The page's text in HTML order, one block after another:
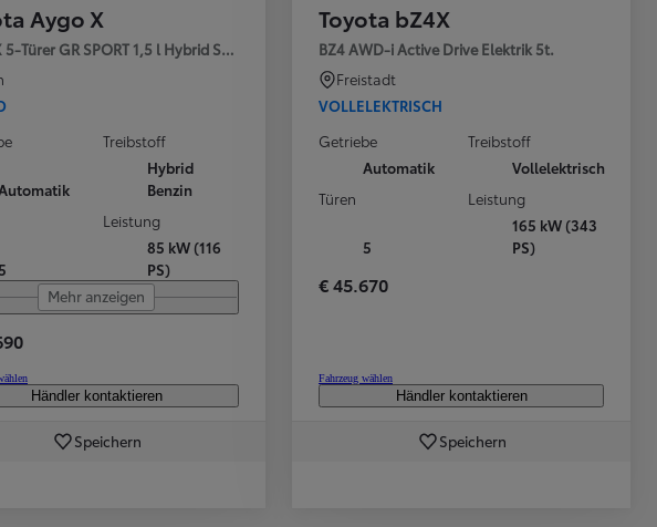
Aktuelle Angebote Toyota bZ4X
Aygo X
Türer GR SPORT 1,5 l Hybrid Stufenlose Au
Treibstoff
Hybrid
Benzin
Leistung
85 kW (116
PS)
Mehr anzeigen
Händler kontaktieren
Speichern
Toyota bZ4X
BZ4 AWD-i Active Drive Elektrik 5t.
Freistadt
VOLLELEKTRISCH
Getriebe
Automatik
Treibstoff
Vollelektrisch
Türen
5
Leistung
165 kW (343
PS)
€ 45.670
Fahrzeug wählen
Händler kontaktieren
Speichern